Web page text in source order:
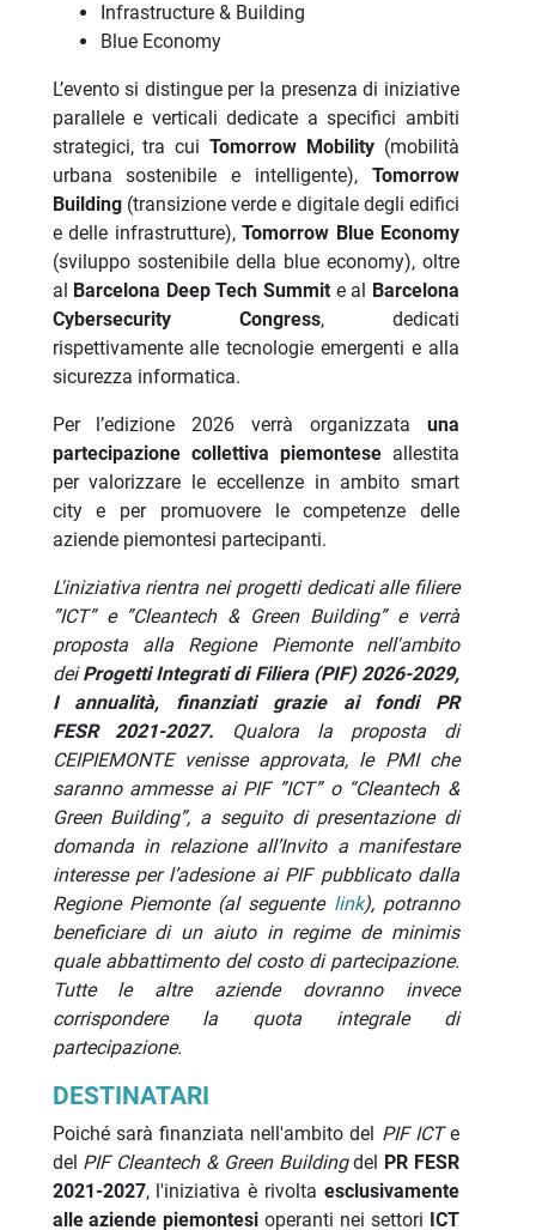
Infrastructure & Building
Blue Economy
L’evento si distingue per la presenza di iniziative
parallele e verticali dedicate a specifici ambiti
strategici, tra cuiTomorrow Mobility (mobilità
urbana sostenibile e intelligente), Tomorrow
Building(transizione verde e digitale degli edifici
e delle infrastrutture),Tomorrow Blue Economy
(sviluppo sostenibile della blue economy), oltre
al
Barcelona Deep Tech Summit e al
Barcelona
Cybersecurity Congress, dedicati
rispettivamente alle tecnologie emergenti e alla
sicurezza informatica.
Per l’edizione 2026 verrà organizzata una
partecipazione collettiva piemonteseallestita
per valorizzare le eccellenze in ambito smart
city e per promuovere le competenze delle
aziende piemontesi partecipanti.
L'iniziativa rientra nei progetti dedicati alle filiere
”ICT” e ”Cleantech & Green Building” e verrà
proposta alla Regione Piemonte nell'ambito
deiProgetti Integrati di Filiera (PIF) 2026-2029,
I annualità, finanziati grazie ai fondi PR
FESR 2021-2027.
Qualora la proposta di
CEIPIEMONTE venisse approvata, le PMI che
saranno ammesse ai PIF ”ICT” o “Cleantech &
Green Building”, a seguito di presentazione di
domanda in relazione all’Invito a manifestare
interesse per l’adesione ai PIF pubblicato dalla
Regione Piemonte (al seguente link),potranno
beneficiare di un aiuto in regime de minimis
quale abbattimento del costo di partecipazione.
Tutte le altre aziende dovranno invece
corrispondere la quota integrale di
partecipazione.
DESTINATARI
Poiché sarà finanziata nell'ambito del PIF ICTe
del PIF Cleantech & Green Buildingdel
PR FESR
2021-2027, l'iniziativa è rivolta esclusivamente
alle aziende piemontesi operanti nei settori ICT